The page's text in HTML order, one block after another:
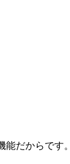
だからで